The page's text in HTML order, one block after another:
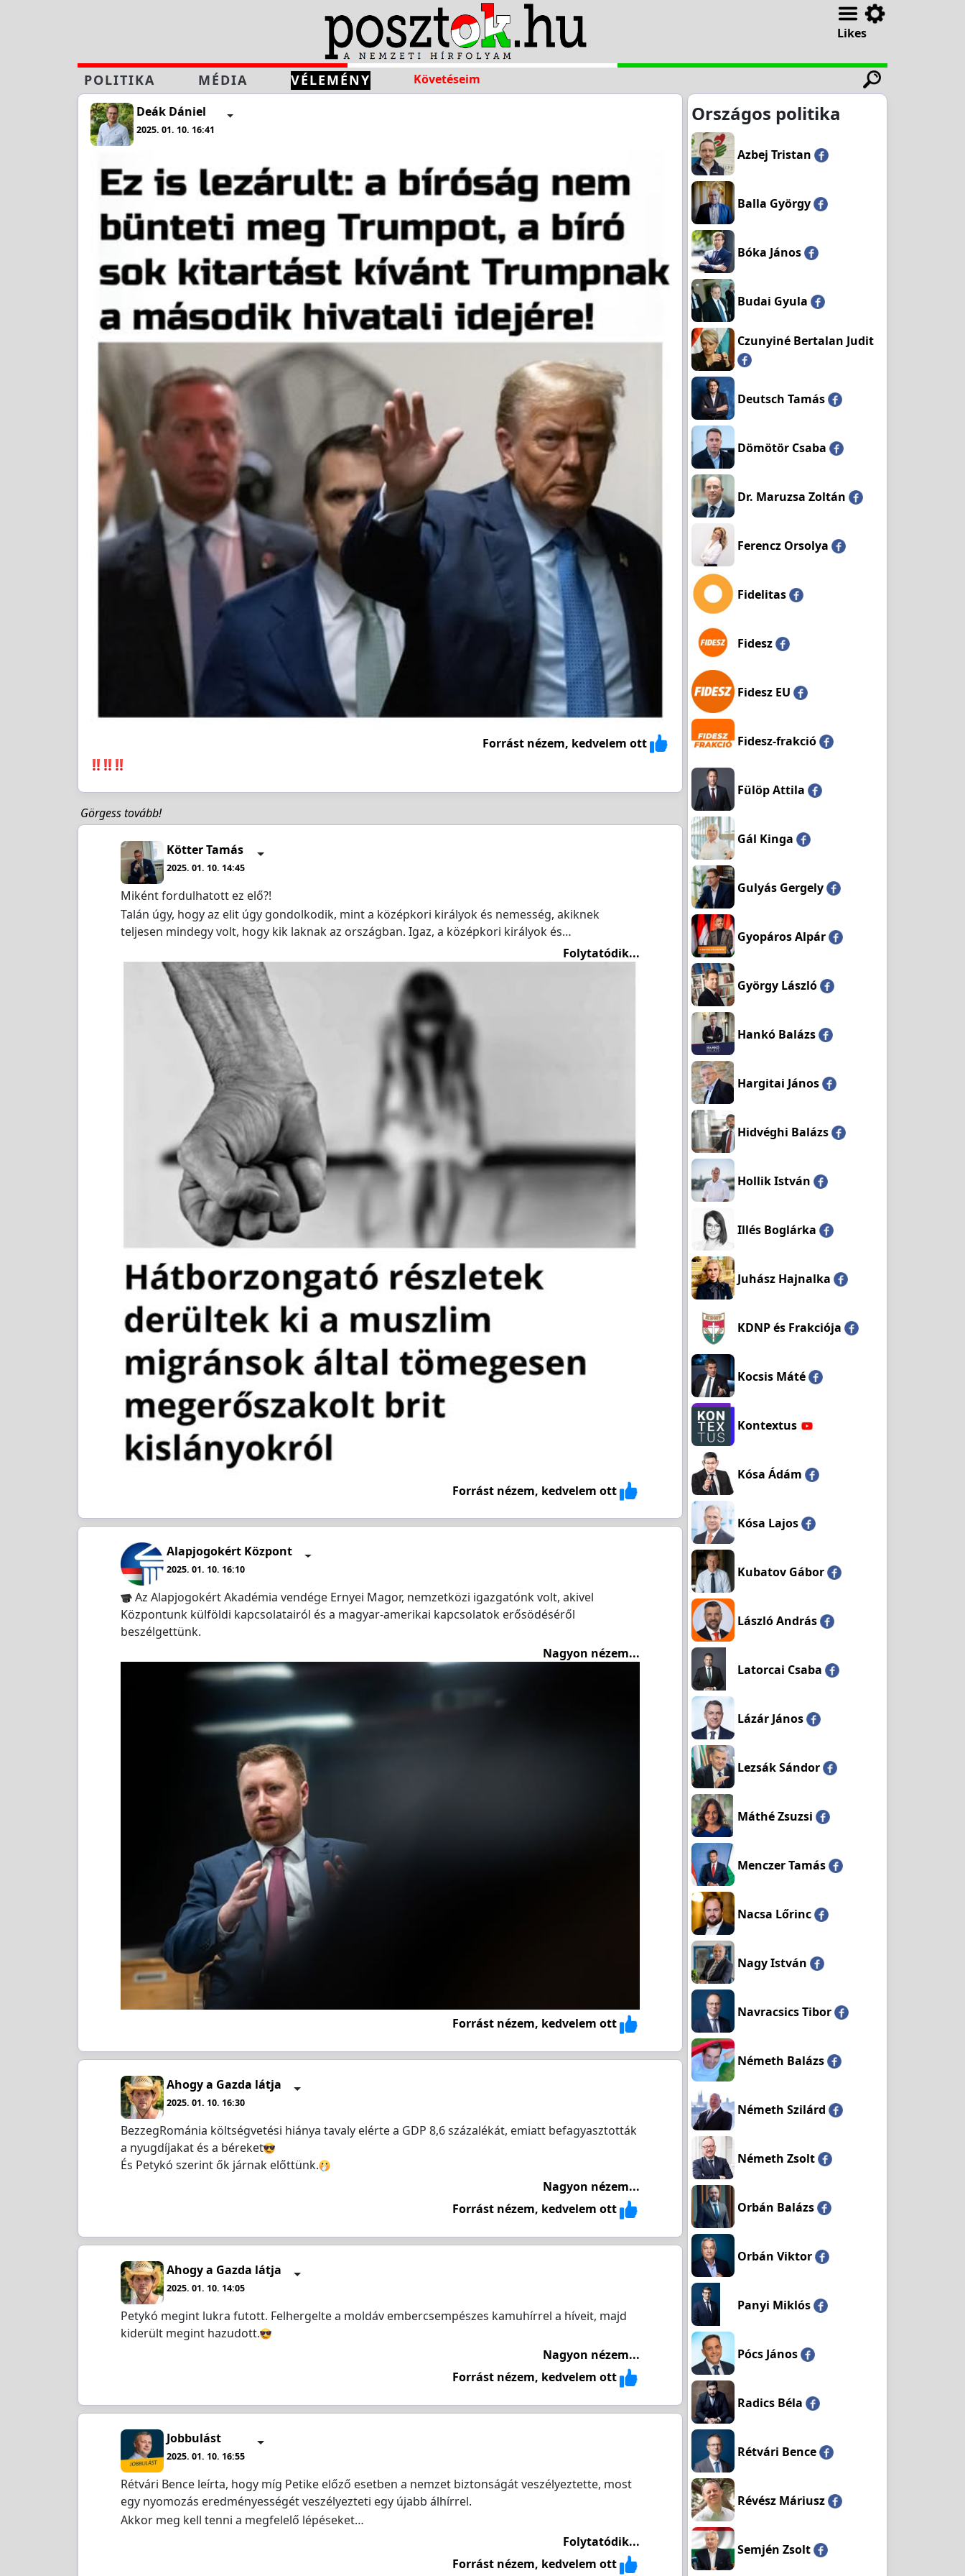
Likes
POLITIKA MÉDIA VÉLEMÉNY Követéseim
Deák Dániel
2025. 01. 10. 16:41
Forrást nézem, kedvelem ott
Görgess tovább!
Kötter Tamás
2025. 01. 10. 14:45
Miként fordulhatott ez elő?!
Talán úgy, hogy az elit úgy gondolkodik, mint a középkori királyok és nemesség, akiknek
teljesen mindegy volt, hogy kik laknak az országban. Igaz, a középkori királyok és…
Folytatódik...
Forrást nézem, kedvelem ott
Alapjogokért Központ
2025. 01. 10. 16:10
Az Alapjogokért Akadémia vendége Ernyei Magor, nemzetközi igazgatónk volt, akivel
Központunk külföldi kapcsolatairól és a magyar-amerikai kapcsolatok erősödéséről
beszélgettünk.
Nagyon nézem...
Forrást nézem, kedvelem ott
Ahogy a Gazda látja
2025. 01. 10. 16:30
BezzegRománia költségvetési hiánya tavaly elérte a GDP 8,6 százalékát, emiatt befagyasztották
a nyugdíjakat és a béreket
És Petykó szerint ők járnak előttünk.
Nagyon nézem...
Forrást nézem, kedvelem ott
Ahogy a Gazda látja
2025. 01. 10. 14:05
Petykó megint lukra futott. Felhergelte a moldáv embercsempészes kamuhírrel a híveit, majd
kiderült megint hazudott.
Nagyon nézem...
Forrást nézem, kedvelem ott
Jobbulást
2025. 01. 10. 16:55
Rétvári Bence leírta, hogy míg Petike előző esetben a nemzet biztonságát veszélyeztette, most
egy nyomozás eredményességét veszélyezteti egy újabb álhírrel.
Akkor meg kell tenni a megfelelő lépéseket…
Folytatódik...
Forrást nézem, kedvelem ott
Országos politika
Azbej Tristan
Balla György
Bóka János
Budai Gyula
Czunyiné Bertalan Judit
Deutsch Tamás
Dömötör Csaba
Dr. Maruzsa Zoltán
Ferencz Orsolya
Fidelitas
Fidesz
Fidesz EU
Fidesz-frakció
Fülöp Attila
Gál Kinga
Gulyás Gergely
Gyopáros Alpár
György László
Hankó Balázs
Hargitai János
Hidvéghi Balázs
Hollik István
Illés Boglárka
Juhász Hajnalka
KDNP és Frakciója
Kocsis Máté
Kontextus
Kósa Ádám
Kósa Lajos
Kubatov Gábor
László András
Latorcai Csaba
Lázár János
Lezsák Sándor
Máthé Zsuzsi
Menczer Tamás
Nacsa Lőrinc
Nagy István
Navracsics Tibor
Németh Balázs
Németh Szilárd
Németh Zsolt
Orbán Balázs
Orbán Viktor
Panyi Miklós
Pócs János
Radics Béla
Rétvári Bence
Révész Máriusz
Semjén Zsolt